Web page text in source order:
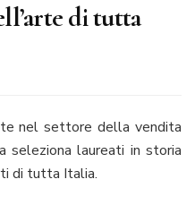
di tutta
nel settore della vendita
seleziona laureati in storia
di tutta Italia.